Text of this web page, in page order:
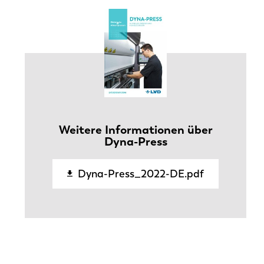
Weitere Informationen über
Dyna-Press
Dyna-Press_2022-DE.pdf